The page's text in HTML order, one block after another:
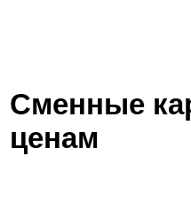
Сменные
ценам